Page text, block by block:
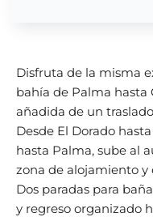
Disfruta de la misma
bahía de Palma hasta
añadida de un
Desde El Dorado
hasta Palma, sube al
zona de alojamiento y
Dos paradas para
y regreso organizado